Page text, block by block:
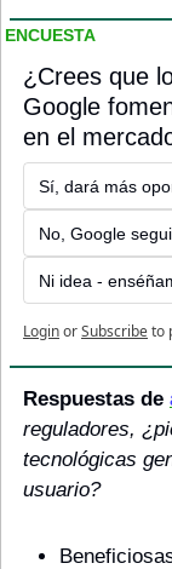
ENCUESTA
¿Crees que
Google
en el
Sí, dará más
No, Google
Ni idea -
LoginorSubscribeto
Respuestas de
reguladores,
tecnológicas
usuario?